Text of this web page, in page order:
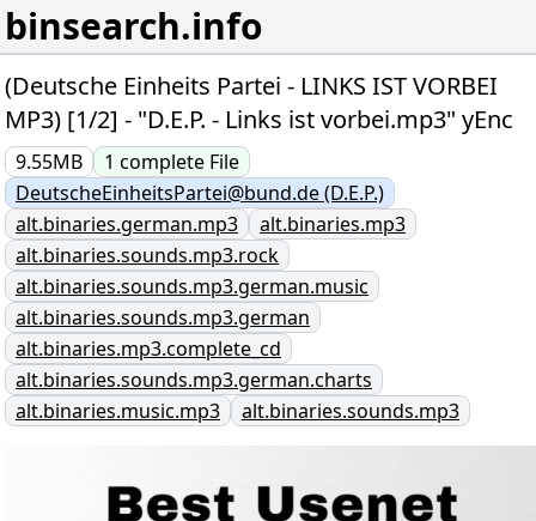
binsearch.info
(Deutsche Einheits Partei - LINKS IST VORBEI
MP3) [1/2] - "D.E.P. - Links ist vorbei.mp3" yEnc
9.55MB 1 complete File
DeutscheEinheitsPartei@bund.de (D.E.P.)
alt.binaries.german.mp3
alt.binaries.mp3
alt.binaries.sounds.mp3.rock
alt.binaries.sounds.mp3.german.music
alt.binaries.sounds.mp3.german
alt.binaries.mp3.complete_cd
alt.binaries.sounds.mp3.german.charts
alt.binaries.music.mp3
alt.binaries.sounds.mp3